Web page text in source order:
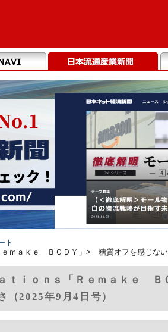
ト
ｍａｋｅ ＢＯＤＹ」> 糖質オフを感じない
ｉｏｎｓ「Ｒｅｍａｋｅ Ｂ
2025年9月4日号）